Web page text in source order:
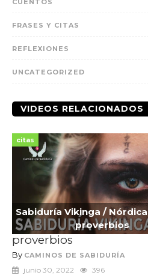
CUENTOS
FRASES Y CITAS
REFLEXIONES
UNCATEGORIZED
VIDEOS RELACIONADOS
citas
Sabiduría Vikinga / Nórdica
proverbios
proverbios
By CAMINOS DE SABIDURÍA
junio 30, 2022 396